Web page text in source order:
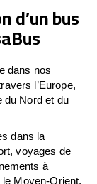
d’un bus
dans nos
l’Europe,
du Nord et du
dans la
voyages de
à
le Moyen-Orient,